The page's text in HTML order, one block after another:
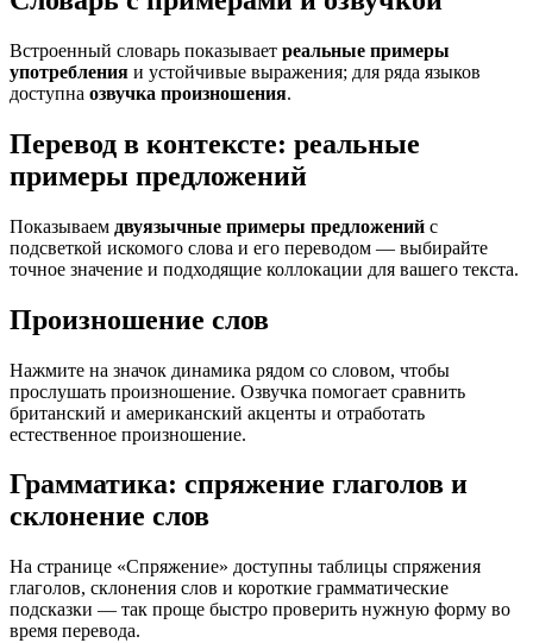
Встроенный словарь показывает реальные примеры
употребления и устойчивые выражения; для ряда языков
доступна озвучка произношения.
Перевод в контексте: реальные
примеры предложений
Показываем двуязычные примеры предложений с
подсветкой искомого слова и его переводом — выбирайте
точное значение и подходящие коллокации для вашего текста.
Произношение слов
Нажмите на значок динамика рядом со словом, чтобы
прослушать произношение. Озвучка помогает сравнить
британский и американский акценты и отработать
естественное произношение.
Грамматика: спряжение глаголов и
склонение слов
На странице «Спряжение» доступны таблицы спряжения
глаголов, склонения слов и короткие грамматические
подсказки — так проще быстро проверить нужную форму во
время перевода.